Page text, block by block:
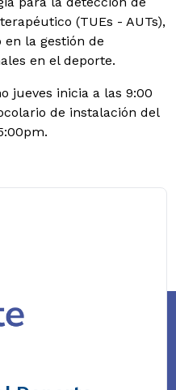
(TUEs - AUTs),
la gestión de
en el deporte.
jueves inicia a las 9:00
de instalación del